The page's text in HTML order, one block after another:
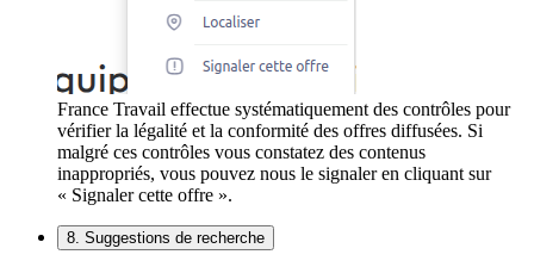
France Travail effectue systématiquement des contrôles pour
vérifier la légalité et la conformité des offres diffusées. Si
malgré ces contrôles vous constatez des contenus
inappropriés, vous pouvez nous le signaler en cliquant sur
« Signaler cette offre ».
8. Suggestions de recherche